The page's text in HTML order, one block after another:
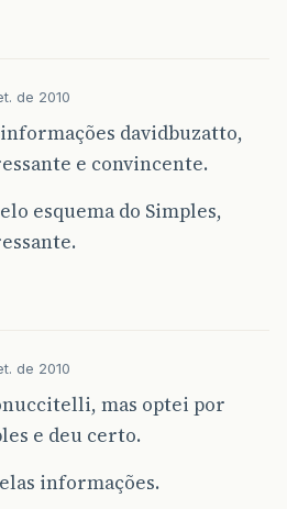
de 2010
davidbuzatto,
e convincente.
esquema do Simples,
de 2010
mas optei por
e deu certo.
informações.